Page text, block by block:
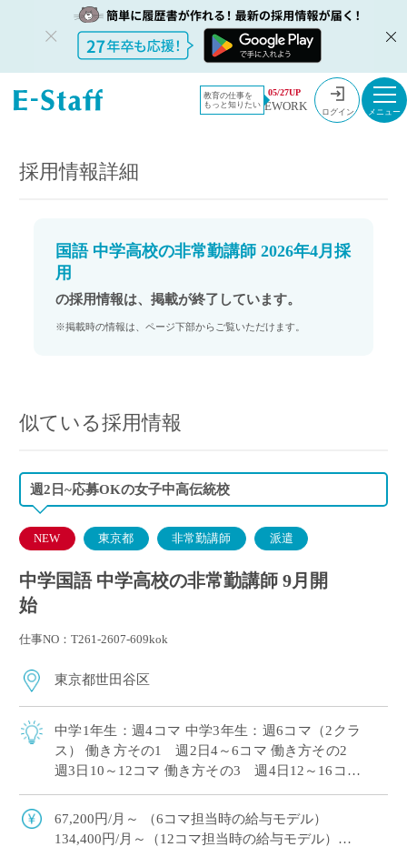
教育の仕事を
もっと知りたい
05/27UP
EWORK ログイン
教員採用情
報のイー・
採用情報
国語 中学高校の非常勤講師 2026年4月採用
採用情報詳細
国語 中学高校の非常勤講師 2026年4月採
用
の採用情報は、掲載が終了しています。
※掲載時の情報は、ページ下部からご覧いただけます。
似ている採用情報
週2日~応募OKの女子中高伝統校
NEW 東京都 非常勤講師 派遣
中学国語 中学高校の非常勤講師 9月開
始
仕事NO：T261-2607-609kok
東京都世田谷区
中学1年生：週4コマ 中学3年生：週6コマ（2クラ
ス） 働き方その1 週2日4～6コマ 働き方その2
週3日10～12コマ 働き方その3 週4日12～16コマ
方のご希望をお伝 […]
67,200円/月～ （6コマ担当時の給与モデル）
134,400円/月～（12コマ担当時の給与モデル）